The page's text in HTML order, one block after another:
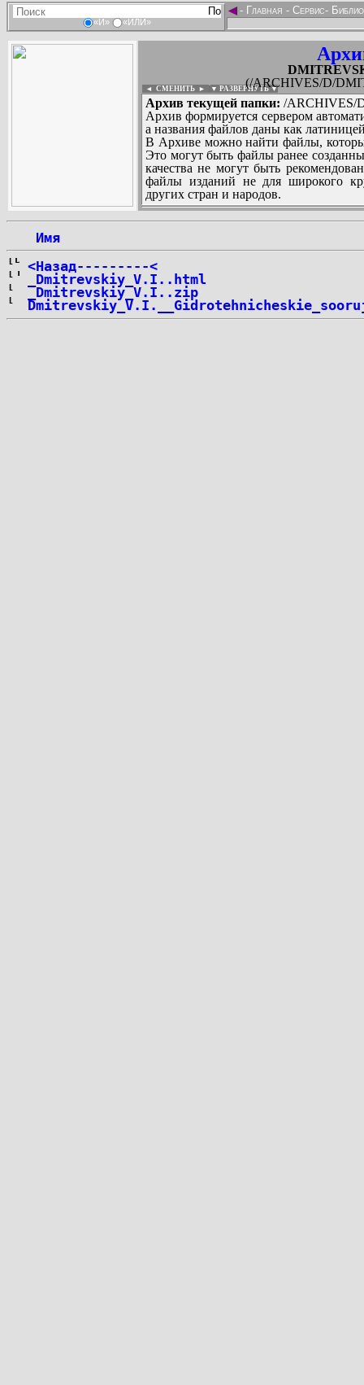
«И» «ИЛИ»
◄- Главная - Сервис-
(/ARCHIVES/D/
◄ СМЕНИТЬ ► ▼ РАЗВЕРНУТЬ ▼
Архив текущей папки: /ARCHIVES/
Архив формируется сервером
а названия файлов даны как
В Архиве можно найти файлы,
Это могут быть файлы ранее
качества не могут быть
файлы изданий не для широкого
других стран и народов.
Имя
<Назад---------<
_Dmitrevskiy_V.I..html
_Dmitrevskiy_V.I..zip